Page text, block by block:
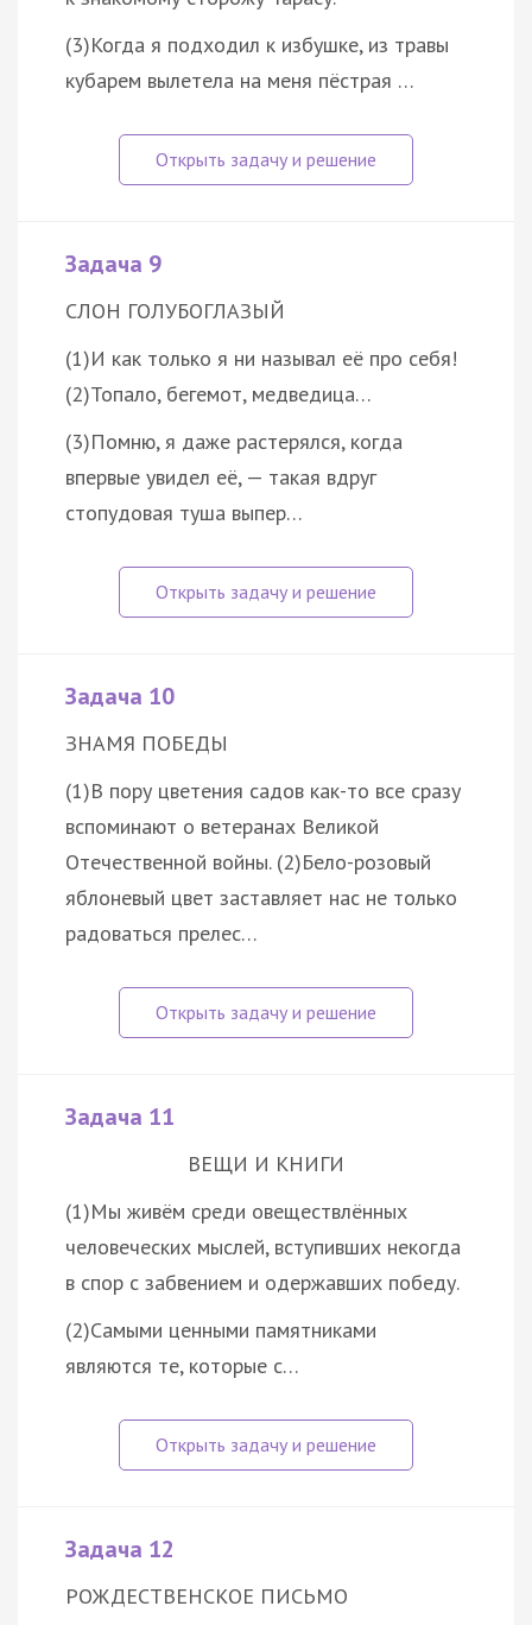
(3)Когда я подходил к избушке, из травы
кубарем вылетела на меня пёстрая …
Задача 9
СЛОН ГОЛУБОГЛАЗЫЙ
(1)И как только я ни называл её про себя!
(2)Топало, бегемот, медведица…
(3)Помню, я даже растерялся, когда
впервые увидел её, — такая вдруг
стопудовая туша выпер…
Задача 10
ЗНАМЯ ПОБЕДЫ
(1)В пору цветения садов как-то все сразу
вспоминают о ветеранах Великой
Отечественной войны. (2)Бело-розовый
яблоневый цвет заставляет нас не только
радоваться прелес…
Задача 11
ВЕЩИ И КНИГИ
(1)Мы живём среди овеществлённых
человеческих мыслей, вступивших некогда
в спор с забвением и одержавших победу.
(2)Самыми ценными памятниками
являются те, которые с…
Задача 12
РОЖДЕСТВЕНСКОЕ ПИСЬМО